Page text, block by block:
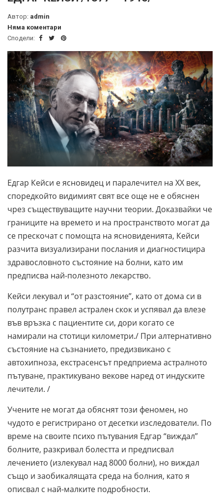
Автор: admin
Няма коментари
Сподели:
Едгар Кейси е ясновидец и паралечител на ХХ век,
споредкойто видимият свят все още не е обяснен
чрез съществуващите научни теории. Доказвайки че
границите на времето и на пространството могат да
се прескочат с помощта на ясновиденията, Кейси
разчита визуализирани послания и диагностицира
здравословното състояние на болни, като им
предписва най-полезното лекарство.
Кейси лекувал и “от разстояние”, като от дома си в
полутранс правел астрален скок и успявал да влезе
във връзка с пациентите си, дори когато се
намирали на стотици километри./ При алтернативно
състояние на съзнанието, предизвикано с
автохипноза, екстрасенсът предприема астралното
пътуване, практикувано векове наред от индуските
лечители. /
Учените не могат да обяснят този феномен, но
чудото е регистрирано от десетки изследователи. По
време на своите психо пътувания Едгар “виждал”
болните, разкривал болестта и предписвал
лечението (излекувал над 8000 болни), но виждал
също и заобикалящата среда на болния, като я
описвал с най-малките подробности.